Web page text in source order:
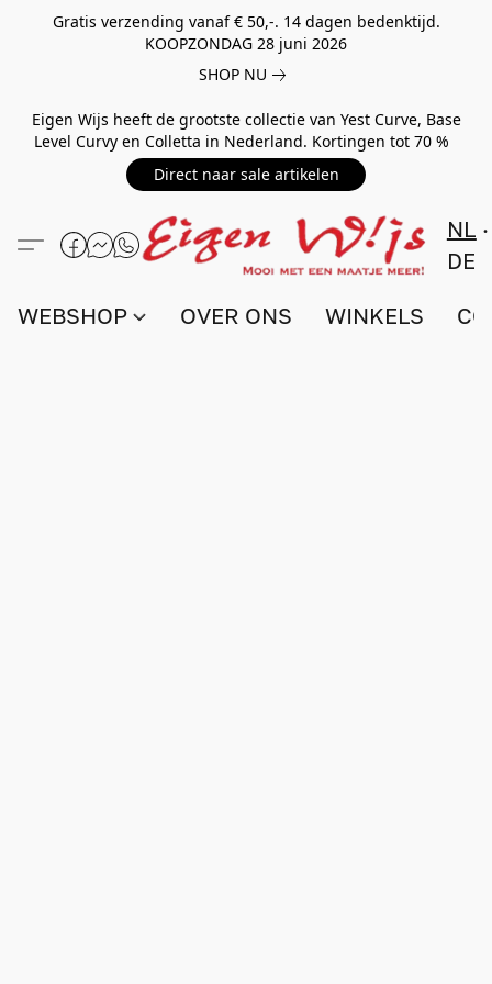
Gratis verzending vanaf € 50,-. 14 dagen bedenktijd.
KOOPZONDAG 28 juni 2026
SHOP NU
Eigen Wijs heeft de grootste collectie van Yest Curve, Base
Level Curvy en Colletta in Nederland. Kortingen tot 70 %
Direct naar sale artikelen
NL
DE
WEBSHOP OVER ONS WINKELS